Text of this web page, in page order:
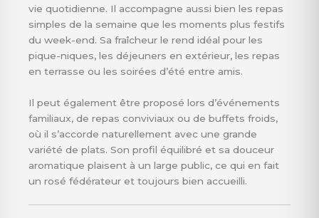
vie quotidienne. Il accompagne aussi bien les repas
simples de la semaine que les moments plus festifs
du week-end. Sa fraîcheur le rend idéal pour les
pique-niques, les déjeuners en extérieur, les repas
en terrasse ou les soirées d’été entre amis.
Il peut également être proposé lors d’événements
familiaux, de repas conviviaux ou de buffets froids,
où il s’accorde naturellement avec une grande
variété de plats. Son profil équilibré et sa douceur
aromatique plaisent à un large public, ce qui en fait
un rosé fédérateur et toujours bien accueilli.